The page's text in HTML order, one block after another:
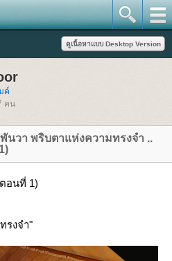
ค์
คน
นวา พริบตาแห่งความทรงจำ ..
อนที่ 1)
รงจำ"